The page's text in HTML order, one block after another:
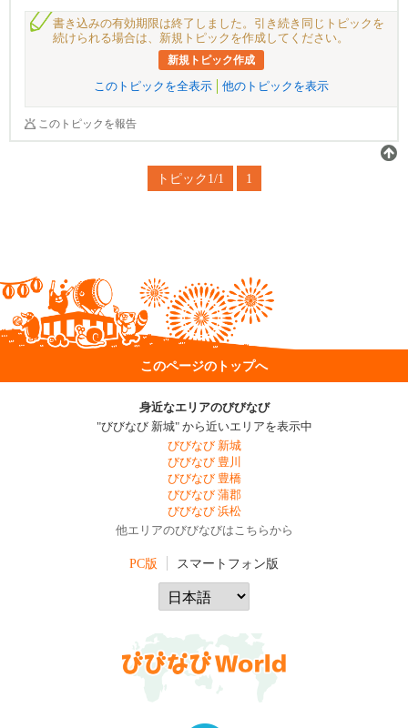
書き込みの有効期限は終了しました。引き続き同じトピックを
続けられる場合は、新規トピックを作成してください。
新規トピック作成
このトピックを全表示 他のトピックを表示
このトピックを報告
トピック1/1 1
このページのトップへ
身近なエリアのびびなび
"びびなび 新城" から近いエリアを表示中
びびなび 新城
びびなび 豊川
びびなび 豊橋
びびなび 蒲郡
びびなび 浜松
他エリアのびびなびはこちらから
PC版 スマートフォン版